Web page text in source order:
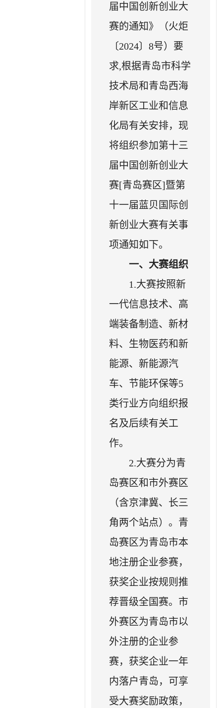
届中国创新创业大
赛的通知》（火炬
〔2024〕8号）要
求,根据青岛市科学
技术局和青岛西海
岸新区工业和信息
化局有关安排，现
将组织参加第十三
届中国创新创业大
赛[青岛赛区]暨第
十一届蓝贝国际创
新创业大赛有关事
项通知如下。
一、大赛组织
1.大赛按照新
一代信息技术、高
端装备制造、新材
料、生物医药和新
能源、新能源汽
车、节能环保等5
类行业方向组织报
名及后续有关工
作。
2.大赛分为青
岛赛区和市外赛区
（含京津冀、长三
角两个站点）。青
岛赛区为青岛市本
地注册企业参赛，
获奖企业按规则推
荐晋级全国赛。市
外赛区为青岛市以
外注册的企业参
赛，获奖企业一年
内落户青岛，可享
受大赛奖励政策，